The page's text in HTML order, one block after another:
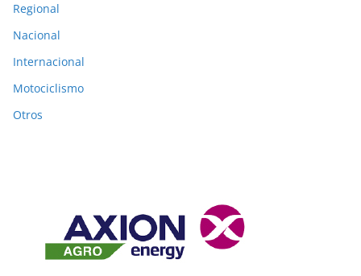
Regional
Nacional
Internacional
Motociclismo
Otros